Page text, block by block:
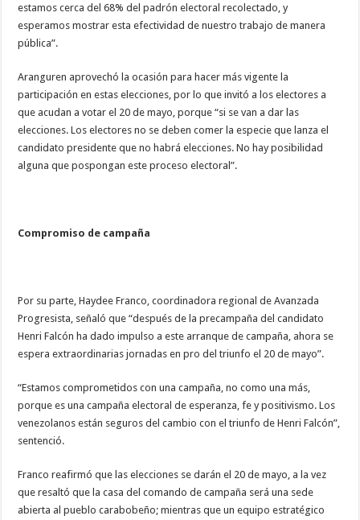
estamos cerca del 68% del padrón electoral recolectado, y
esperamos mostrar esta efectividad de nuestro trabajo de manera
pública”.
Aranguren aprovechó la ocasión para hacer más vigente la
participación en estas elecciones, por lo que invitó a los electores a
que acudan a votar el 20 de mayo, porque “si se van a dar las
elecciones. Los electores no se deben comer la especie que lanza el
candidato presidente que no habrá elecciones. No hay posibilidad
alguna que pospongan este proceso electoral”.
Compromiso de campaña
Por su parte, Haydee Franco, coordinadora regional de Avanzada
Progresista, señaló que “después de la precampaña del candidato
Henri Falcón ha dado impulso a este arranque de campaña, ahora se
espera extraordinarias jornadas en pro del triunfo el 20 de mayo”.
“Estamos comprometidos con una campaña, no como una más,
porque es una campaña electoral de esperanza, fe y positivismo. Los
venezolanos están seguros del cambio con el triunfo de Henri Falcón”,
sentenció.
Franco reafirmó que las elecciones se darán el 20 de mayo, a la vez
que resaltó que la casa del comando de campaña será una sede
abierta al pueblo carabobeño; mientras que un equipo estratégico